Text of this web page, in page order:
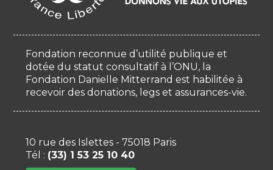
Fondation reconnue d’utilité publique et
dotée du statut consultatif à l’ONU, la
Fondation Danielle Mitterrand est habilitée à
recevoir des donations, legs et assurances-vie.
10 rue des Islettes - 75018 Paris
Tél : (33) 1 53 25 10 40